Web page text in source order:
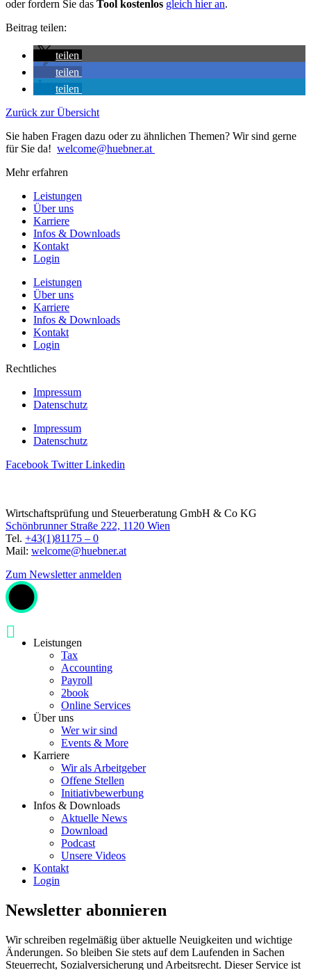
oder fordern Sie das Tool kostenlos gleich hier an.
Beitrag teilen:
teilen
teilen
teilen
Zurück zur Übersicht
Sie haben Fragen dazu oder zu ähnlichen Themen? Wir sind gerne
für Sie da! welcome@huebner.at
Mehr erfahren
Leistungen
Über uns
Karriere
Infos & Downloads
Kontakt
Login
Leistungen
Über uns
Karriere
Infos & Downloads
Kontakt
Login
Rechtliches
Impressum
Datenschutz
Impressum
Datenschutz
Facebook Twitter Linkedin
Wirtschaftsprüfung und Steuerberatung GmbH & Co KG
Schönbrunner Straße 222, 1120 Wien
Tel. +43(1)81175 – 0
Mail: welcome@huebner.at
Zum Newsletter anmelden
Leistungen
Tax
Accounting
Payroll
2book
Online Services
Über uns
Wer wir sind
Events & More
Karriere
Wir als Arbeitgeber
Offene Stellen
Initiativbewerbung
Infos & Downloads
Aktuelle News
Download
Podcast
Unsere Videos
Kontakt
Login
Newsletter abonnieren
Wir schreiben regelmäßig über aktuelle Neuigkeiten und wichtige
Änderungen. So bleiben Sie stets auf dem Laufenden in Sachen
Steuerrecht, Sozialversicherung und Arbeitsrecht. Dieser Service ist